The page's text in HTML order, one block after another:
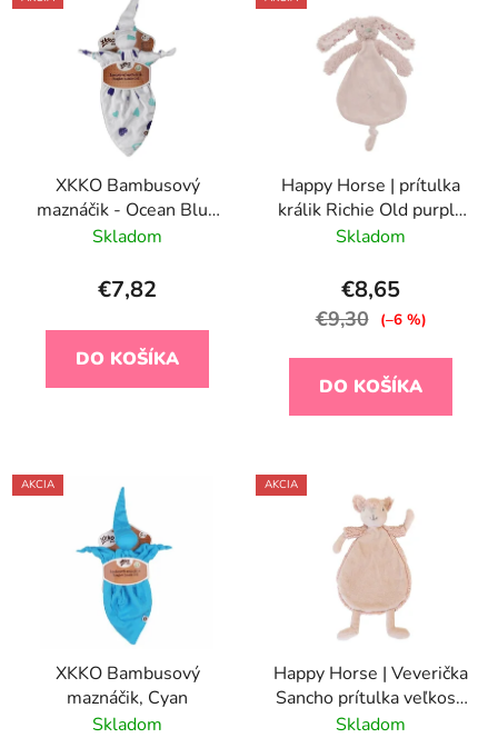
XKKO Bambusový
maznáčik - Ocean Blue
Hearts
Skladom
€7,82
DO KOŠÍKA
Happy Horse | prítulka
králik Richie Old purple
GRAPHIC veľkosť: 25
Skladom
€8,65
€9,30 (–6 %)
DO KOŠÍKA
AKCIA
XKKO Bambusový
maznáčik, Cyan
Skladom
AKCIA
Happy Horse | Veverička
Sancho prítulka veľkosť:
22 cm
Skladom